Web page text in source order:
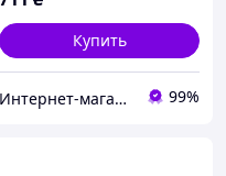
Купить
Интернет-магазин "Intex-ua" 99%